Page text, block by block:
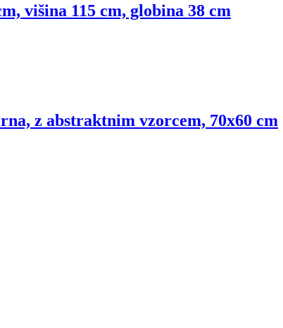
višina 115 cm, globina 38 cm
z abstraktnim vzorcem, 70x60 cm